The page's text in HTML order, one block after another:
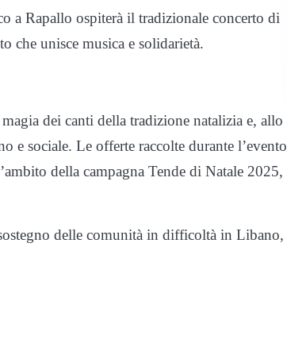
a Rapallo ospiterà il tradizionale concerto di
che unisce musica e solidarietà.
dei canti della tradizione natalizia e, allo
e sociale. Le offerte raccolte durante l’evento
della campagna Tende di Natale 2025,
delle comunità in difficoltà in Libano,